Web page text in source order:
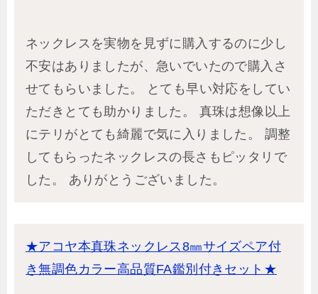
ネックレスを実物を見ずに購入するのに少し
不安はありましたが、急いでいたので購入さ
せてもらいました。 とても早い対応をしてい
ただきとても助かりました。 真珠は想像以上
にテリがとても綺麗で気に入りました。 調整
してもらったネックレスの長さもピッタリで
した。 ありがとうございました。
★アコヤ本真珠ネックレス8㎜サイズペア付
き無調色カラー高品質FA鑑別付きセット★